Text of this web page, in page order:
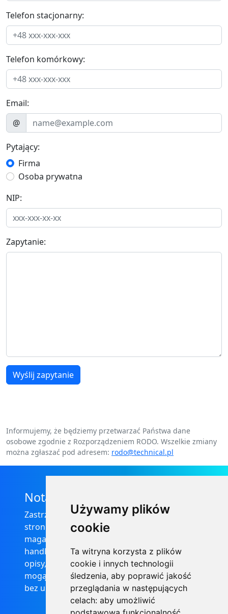
Używamy plików
cookie
Ta witryna korzysta z plików
cookie i innych technologii
śledzenia, aby poprawić jakość
przeglądania w następujących
celach: aby umożliwić
Telefon stacjonarny:
Telefon komórkowy:
Email:
@
Pytający:
Firma
Osoba prywatna
NIP:
Zapytanie:
Wyślij zapytanie
Informujemy, że będziemy przetwarzać Państwa dane
osobowe zgodnie z Rozporządzeniem RODO. Wszelkie zmiany
można zgłaszać pod adresem: rodo@technical.pl
Nota prawna
Zastrzega się, że informacje zamieszczone na
stronie internetowej https://informator-
magazynowy.technical.pl/ nie stanowią oferty
handlowej w rozumieniu prawa, ponadto
opisy, dane techniczne i pozostałe informacje
mogą ulec zmianie bez podania przyczyny i
bez uprzedzenia.